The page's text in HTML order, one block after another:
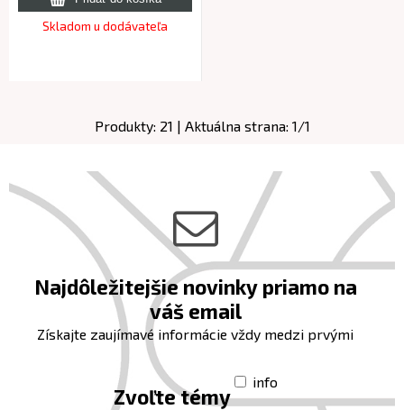
Skladom u dodávateľa
Produkty: 21 | Aktuálna strana: 1/1
Najdôležitejšie novinky priamo na
váš email
Získajte zaujímavé informácie vždy medzi prvými
Zvoľte témy
info